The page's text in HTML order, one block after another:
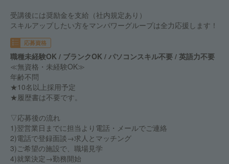
受講後には奨励金を支給（社内規定あり）
スキルアップしたい方をマンパワーグループは全力応援します！
応募資格
職種未経験OK / ブランクOK / パソコンスキル不要 / 英語力不要
≪無資格・未経験OK≫
年齢不問
★10名以上採用予定
★履歴書は不要です。
▽応募後の流れ
1)翌営業日までに担当より電話・メールでご連絡
2)電話で登録面談→求人とマッチング
3)ご希望の施設で、職場見学
4)就業決定→勤務開始